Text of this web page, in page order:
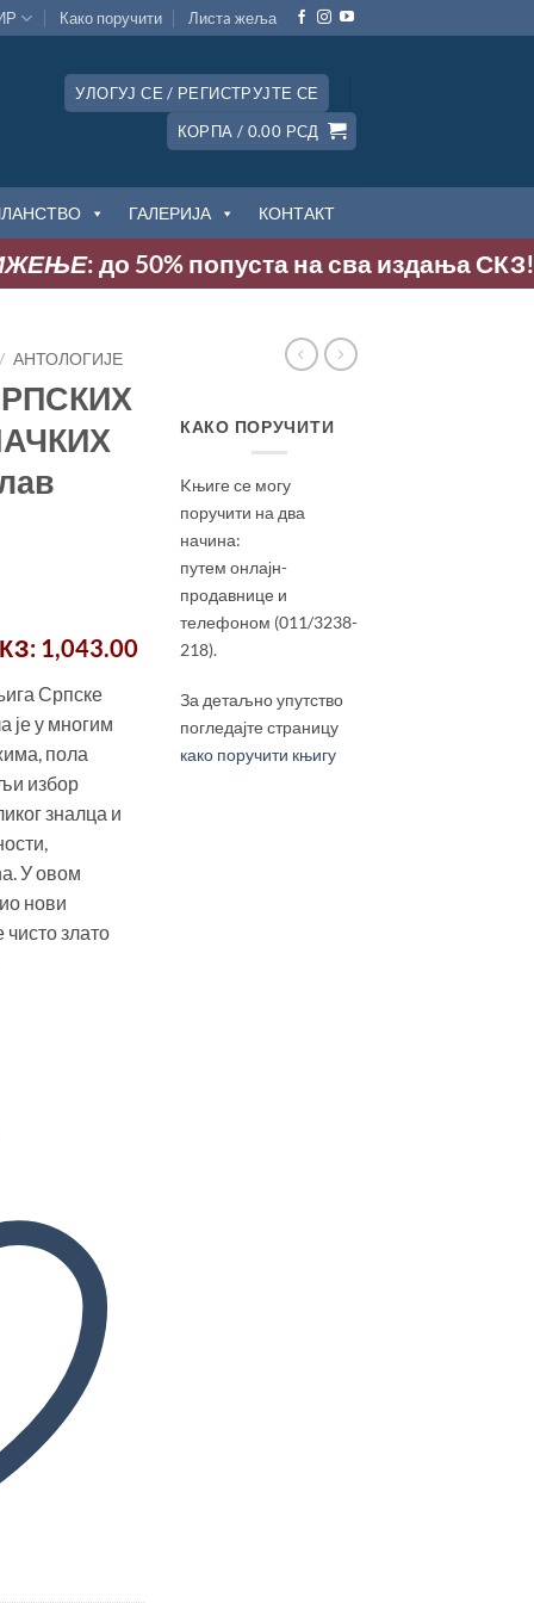
Како поручити Листa жеља
УЛОГУЈ СЕ / РЕГИСТРУЈТЕ СЕ
КОРПА / 0.00 РСД
ГАЛЕРИЈА КОНТАКТ
: до 50% попуста на сва издања СКЗ!
/ АНТОЛОГИЈЕ
: 1,043.00
Српске
је у многим
пола
избор
зналца и
У овом
нови
злато
КАКО ПОРУЧИТИ
Kњиге се могу
поручити на два
начина:
путем онлајн-
продавнице и
телефоном (011/3238-
218).
За детаљно упутство
погледајте страницу
како поручити књигу